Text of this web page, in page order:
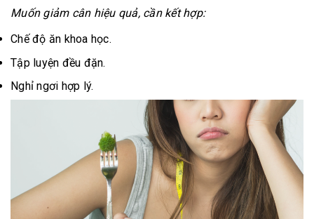
Muốn giảm cân hiệu quả, cần kết hợp:
Chế độ ăn khoa học.
Tập luyện đều đặn.
Nghỉ ngơi hợp lý.